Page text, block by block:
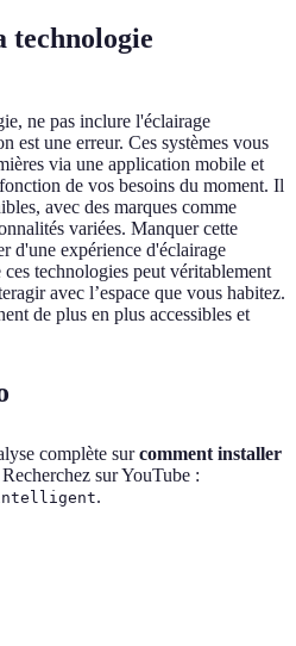
technologie
ne pas inclure l'éclairage
est une erreur. Ces systèmes vous
via une application mobile et
de vos besoins du moment. Il
avec des marques comme
variées. Manquer cette
d'une expérience d'éclairage
technologies peut véritablement
avec l’espace que vous habitez.
de plus en plus accessibles et
complète surcomment installer
Recherchez sur YouTube :
.